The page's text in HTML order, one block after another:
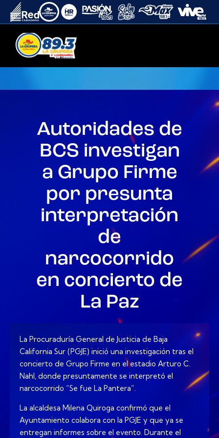
Autoridades de
BCS investigan
a Grupo Firme
por presunta
interpretación
de
narcocorrido
en concierto de
La Paz
La Procuraduría General de Justicia de Baja
California Sur (PGJE) inició una investigación tras el
concierto de Grupo Firme en el estadio Arturo C.
Nahl, donde presuntamente se interpretó el
narcocorrido “Se fue La Pantera”.
La alcaldesa Milena Quiroga confirmó que el
Ayuntamiento colabora con la PGJE y que ya se
entregan informes sobre el evento. Durante el